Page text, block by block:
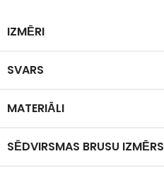
IZMĒRI
SVARS
MATERIĀLI
SĒDVIRSMAS BRUSU IZMĒRS